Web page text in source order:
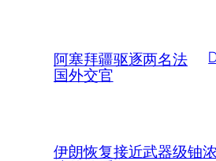
阿塞拜疆驱逐两名法
国外交官
伊朗恢复接近武器级铀浓